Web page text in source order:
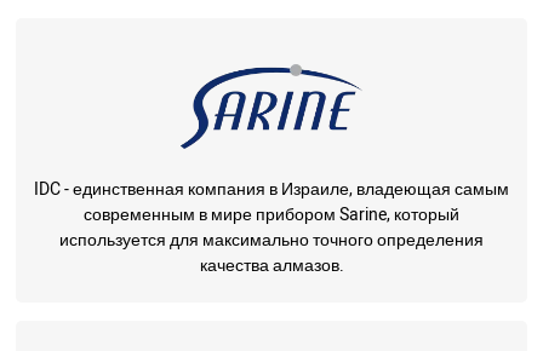
IDC - единственная компания в Израиле, владеющая самым
современным в мире прибором Sarine, который
используется для максимально точного определения
качества алмазов.